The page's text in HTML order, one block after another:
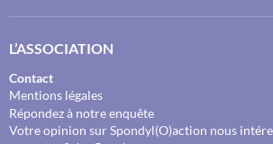
L’ASSOCIATION
Contact
Mentions légales
Répondez à notre enquête
Votre opinion sur Spondyl(O)action nous